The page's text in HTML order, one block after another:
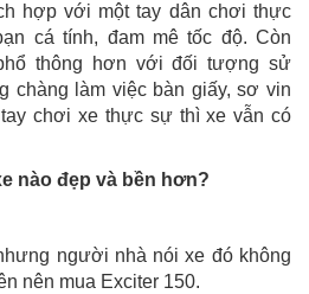
hợp với một tay dân chơi thực
cá tính, đam mê tốc độ. Còn
thông hơn với đối tượng sử
chàng làm việc bàn giấy, sơ vin
chơi xe thực sự thì xe vẫn có
nào đẹp và bền hơn?
người nhà nói xe đó không
nên mua Exciter 150.